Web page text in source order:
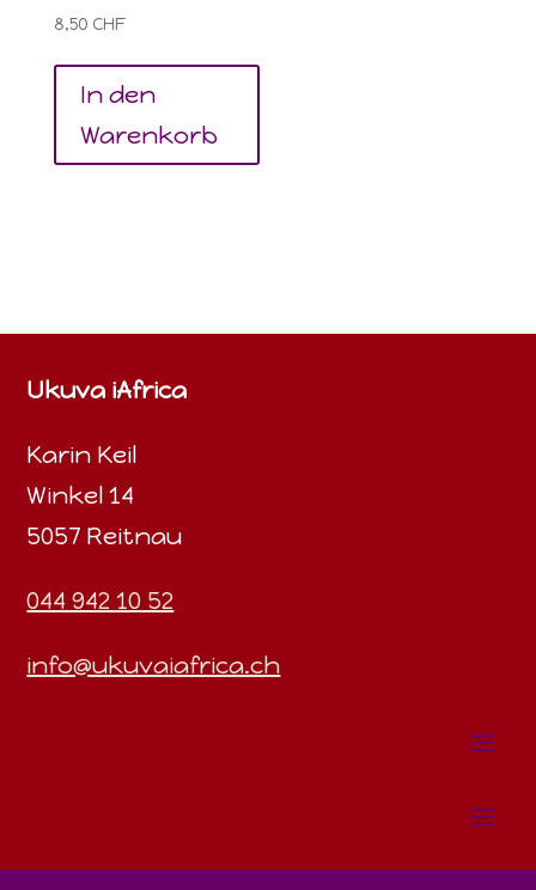
8,50 CHF
In den
Warenkorb
Ukuva iAfrica
Karin Keil
Winkel 14
5057 Reitnau
044 942 10 52
info@ukuvaiafrica.ch